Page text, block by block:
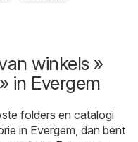
winkels »
in Evergem
folders en catalogi
in Evergem, dan bent